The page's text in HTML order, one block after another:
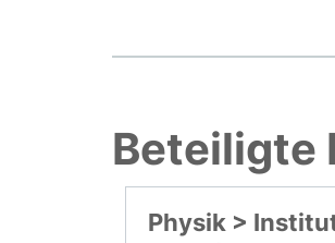
Beteiligte
Physik >